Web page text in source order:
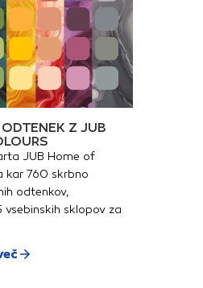
ODTENEK Z JUB
JUB Home of
kar 760 skrbno
odtenkov,
vsebinskih sklopov za